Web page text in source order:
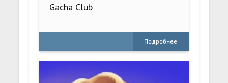
Gacha Club
Подробнее